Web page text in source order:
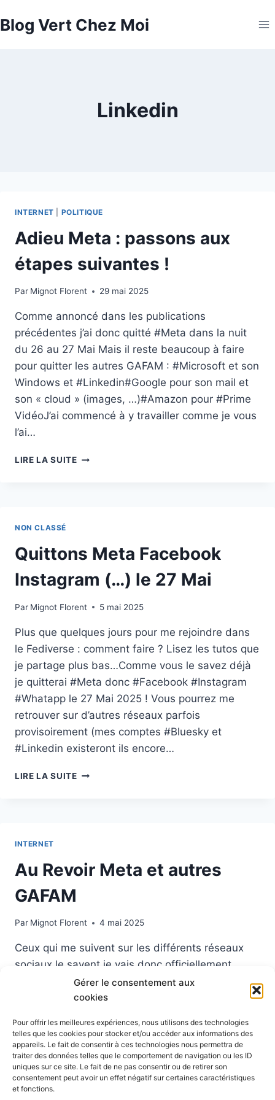
Gérer le consentement aux
cookies
Pour offrir les meilleures expériences, nous utilisons des technologies
telles que les cookies pour stocker et/ou accéder aux informations des
appareils. Le fait de consentir à ces technologies nous permettra de
traiter des données telles que le comportement de navigation ou les ID
uniques sur ce site. Le fait de ne pas consentir ou de retirer son
consentement peut avoir un effet négatif sur certaines caractéristiques
et fonctions.
au
Blog Vert Chez Moi
Linkedin
INTERNET POLITIQUE
Adieu Meta : passons aux
étapes suivantes !
Par Mignot Florent 29 mai 2025
Comme annoncé dans les publications
précédentes j’ai donc quitté #Meta dans la nuit
du 26 au 27 Mai Mais il reste beaucoup à faire
pour quitter les autres GAFAM : #Microsoft et son
Windows et #Linkedin#Google pour son mail et
son « cloud » (images, …)#Amazon pour #Prime
VidéoJ’ai commencé à y travailler comme je vous
l’ai…
LIRE LA SUITEADIEU
NON CLASSÉ
Quittons Meta Facebook
Instagram (…) le 27 Mai
Par Mignot Florent 5 mai 2025
Plus que quelques jours pour me rejoindre dans
le Fediverse : comment faire ? Lisez les tutos que
je partage plus bas…Comme vous le savez déjà
je quitterai #Meta donc #Facebook #Instagram
#Whatapp le 27 Mai 2025 ! Vous pourrez me
retrouver sur d’autres réseaux parfois
provisoirement (mes comptes #Bluesky et
#Linkedin existeront ils encore…
LIRE LA SUITEQUITTONS
MAI
INTERNET
Au Revoir Meta et autres
GAFAM
Par Mignot Florent 4 mai 2025
Ceux qui me suivent sur les différents réseaux
sociaux le savent je vais donc officiellement
quitter Meta donc Facebook Instagram What’app
d’ici fin Mai 2025.L’utilisation des données
d’eau pour accélérer mon départ déjà annoncé et
que j’organisais depuis début 2025. Je ne suis
pas naif les…
LIRE LA SUITE